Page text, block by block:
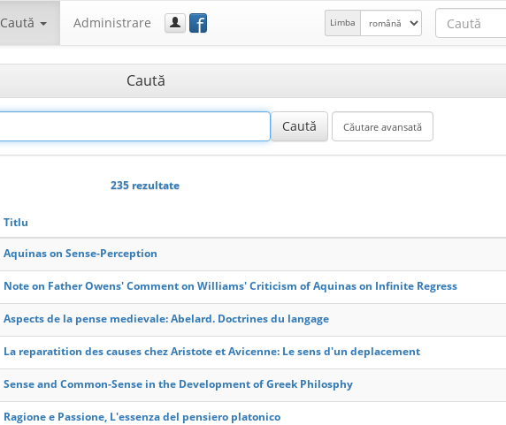
Caută Administrare f Limba
Caută
235 rezultate
Titlu
Aquinas on Sense-Perception
Note on Father Owens' Comment on Williams' Criticism of Aquinas on Infinite Regress
Aspects de la pense medievale: Abelard. Doctrines du langage
La reparatition des causes chez Aristote et Avicenne: Le sens d'un deplacement
Sense and Common-Sense in the Development of Greek Philosphy
Ragione e Passione, L'essenza del pensiero platonico